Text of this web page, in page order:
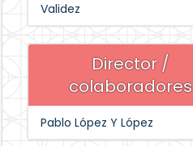
Validez
Director /
colaboradores
Pablo López Y López